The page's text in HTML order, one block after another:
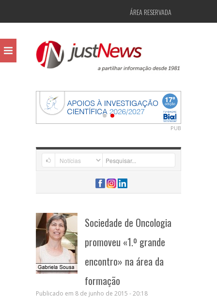
ÁREA RESERVADA
PUB
Sociedade de Oncologia
promoveu «1.º grande
encontro» na área da
formação
Publicado em 8 de junho de 2015 - 20:18